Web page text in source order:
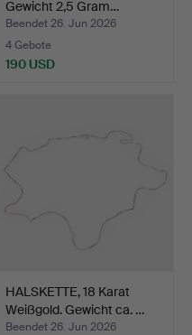
Gewicht 2,5 Gram…
Beendet 26. Jun 2026
4 Gebote
190 USD
HALSKETTE, 18 Karat
Weißgold. Gewicht ca. …
Beendet 26. Jun 2026